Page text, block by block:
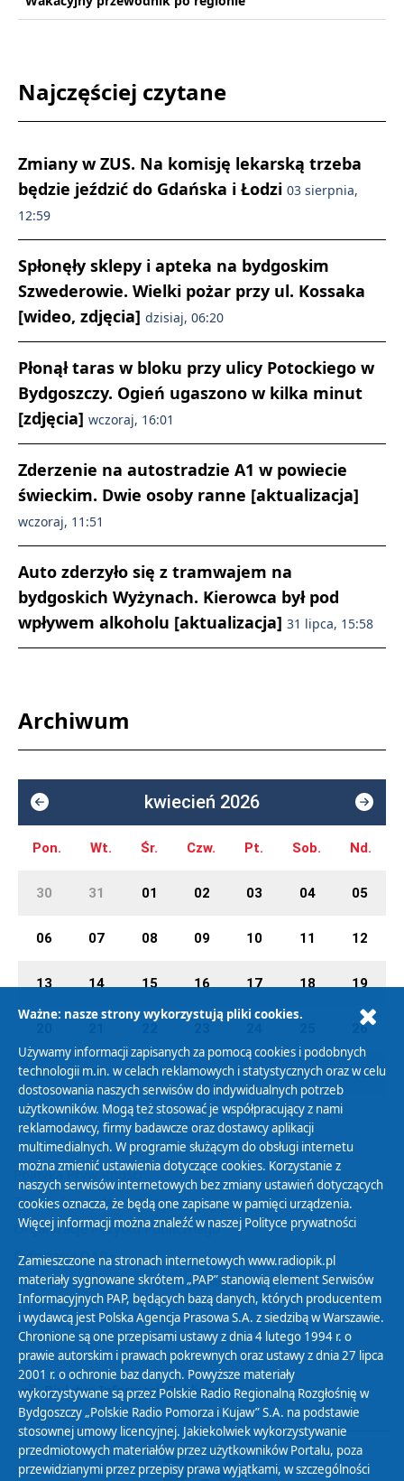
Najczęściej czytane
Zmiany w ZUS. Na komisję lekarską trzeba
będzie jeździć do Gdańska i Łodzi 03 sierpnia,
12:59
Spłonęły sklepy i apteka na bydgoskim
Szwederowie. Wielki pożar przy ul. Kossaka
[wideo, zdjęcia] dzisiaj, 06:20
Płonął taras w bloku przy ulicy Potockiego w
Bydgoszczy. Ogień ugaszono w kilka minut
[zdjęcia] wczoraj, 16:01
Zderzenie na autostradzie A1 w powiecie
świeckim. Dwie osoby ranne [aktualizacja]
wczoraj, 11:51
Auto zderzyło się z tramwajem na
bydgoskich Wyżynach. Kierowca był pod
wpływem alkoholu [aktualizacja] 31 lipca, 15:58
Archiwum
kwiecień 2026
Pon. Wt. Śr. Czw. Pt. Sob. Nd.
30 31 01 02 03 04 05
06 07 08 09 10 11 12
13 14 15 16 17 18 19
26
27 28 29 30 01 02 03
Polityka Prywatności
Zasady korzystania z Serwisu
Organizacje Pożytku Publicznego
Cyfryzacja DAB+
Polityka ochrony danych osobowych
Abonament
Zamówienia publiczne
Biuletyn Informacji Publicznej
Ważne: nasze strony wykorzystują pliki cookies.
Używamy informacji zapisanych za pomocą cookies i podobnych
technologii m.in. w celach reklamowych i statystycznych oraz w celu
dostosowania naszych serwisów do indywidualnych potrzeb
użytkowników. Mogą też stosować je współpracujący z nami
reklamodawcy, firmy badawcze oraz dostawcy aplikacji
multimedialnych. W programie służącym do obsługi internetu
można zmienić ustawienia dotyczące cookies. Korzystanie z
naszych serwisów internetowych bez zmiany ustawień dotyczących
cookies oznacza, że będą one zapisane w pamięci urządzenia.
Więcej informacji można znaleźć w naszej Polityce prywatności
Zamieszczone na stronach internetowych www.radiopik.pl
materiały sygnowane skrótem „PAP” stanowią element Serwisów
Informacyjnych PAP, będących bazą danych, których producentem
i wydawcą jest Polska Agencja Prasowa S.A. z siedzibą w Warszawie.
Chronione są one przepisami ustawy z dnia 4 lutego 1994 r. o
prawie autorskim i prawach pokrewnych oraz ustawy z dnia 27 lipca
2001 r. o ochronie baz danych. Powyższe materiały
wykorzystywane są przez Polskie Radio Regionalną Rozgłośnię w
Bydgoszczy „Polskie Radio Pomorza i Kujaw” S.A. na podstawie
stosownej umowy licencyjnej. Jakiekolwiek wykorzystywanie
przedmiotowych materiałów przez użytkowników Portalu, poza
przewidzianymi przez przepisy prawa wyjątkami, w szczególności